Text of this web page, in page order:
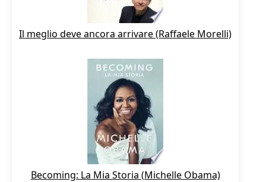
Il meglio deve ancora arrivare (Raffaele Morelli)
Becoming: La Mia Storia (Michelle Obama)